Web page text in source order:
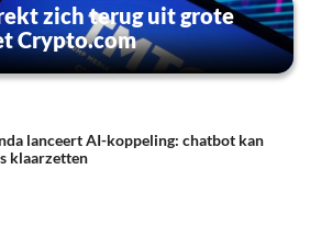
zich terug uit grote
Crypto.com
lanceert AI-koppeling: chatbot kan
klaarzetten